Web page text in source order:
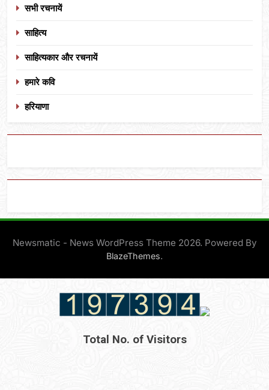
सभी रचनायें
साहित्य
साहित्यकार और रचनायें
हमारे कवि
हरियाणा
Newsmatic - News WordPress Theme 2026. Powered By
BlazeThemes.
Total No. of Visitors